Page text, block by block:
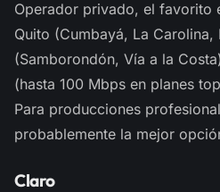
Operador privado, el favorito
Quito (Cumbayá, La Carolina,
(Samborondón, Vía a la
(hasta 100 Mbps en planes
Para producciones
probablemente la mejor
Claro